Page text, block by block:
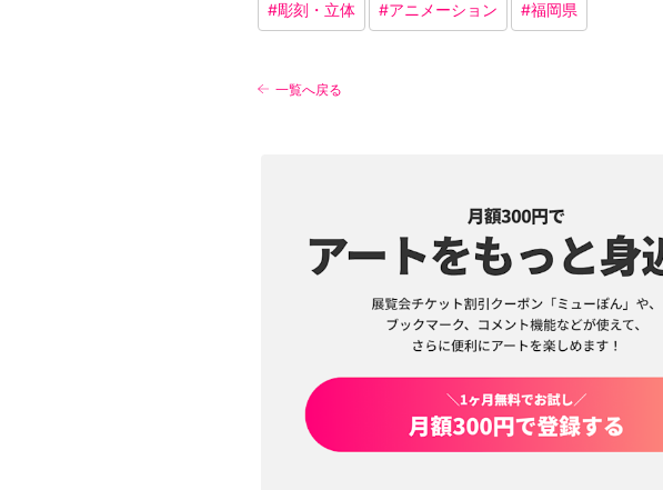
#彫刻・立体 #アニメーション #福岡県
一覧へ戻る